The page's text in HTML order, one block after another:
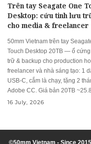
Trên tay Seagate One
Desktop: cứu tinh lưu
cho media & freelancer
50mm Vietnam trên tay
Touch Desktop 20TB — ổ
trữ & backup cho production
freelancer và nhà sáng tạo: 1
USB-C, cắm là chạy, tặng 2
Adobe CC. Giá bản 20TB
16 July, 2026
©50mm Vietnam - Since 2015